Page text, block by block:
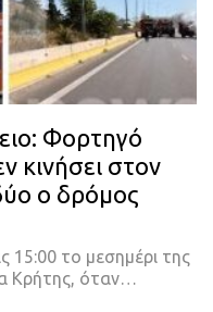
Φορτηγό
κινήσει στον
ο δρόμος
15:00 το μεσημέρι της
Κρήτης, όταν…